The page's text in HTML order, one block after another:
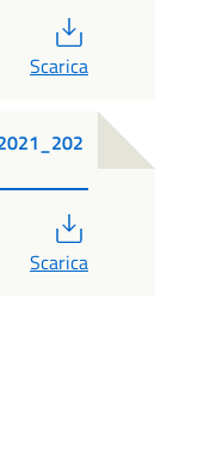
Scarica
Scarica